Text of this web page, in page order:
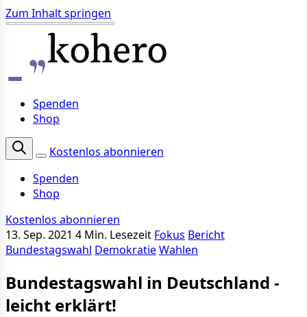
Zum Inhalt springen
Spenden
Shop
Kostenlos abonnieren
Spenden
Shop
Kostenlos abonnieren
13. Sep. 2021 4 Min. Lesezeit Fokus Bericht
Bundestagswahl DemokratieWahlen
Bundestagswahl in Deutschland -
leicht erklärt!